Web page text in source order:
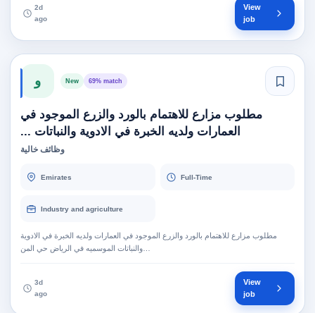
2d
ago
View
job
و New 69% match
مطلوب مزارع للاهتمام بالورد والزرع الموجود في
العمارات ولديه الخبرة في الادوية والنباتات ...
وظائف خالية
Emirates Full-Time
Industry and agriculture
مطلوب مزارع للاهتمام بالورد والزرع الموجود في العمارات ولديه الخبرة في الادوية
3d
ago
View
job